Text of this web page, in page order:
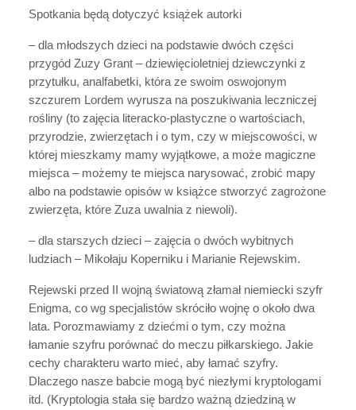
Spotkania będą dotyczyć książek autorki
– dla młodszych dzieci na podstawie dwóch części
przygód Zuzy Grant – dziewięcioletniej dziewczynki z
przytułku, analfabetki, która ze swoim oswojonym
szczurem Lordem wyrusza na poszukiwania leczniczej
rośliny (to zajęcia literacko-plastyczne o wartościach,
przyrodzie, zwierzętach i o tym, czy w miejscowości, w
której mieszkamy mamy wyjątkowe, a może magiczne
miejsca – możemy te miejsca narysować, zrobić mapy
albo na podstawie opisów w książce stworzyć zagrożone
zwierzęta, które Zuza uwalnia z niewoli).
– dla starszych dzieci – zajęcia o dwóch wybitnych
ludziach – Mikołaju Koperniku i Marianie Rejewskim.
Rejewski przed II wojną światową złamał niemiecki szyfr
Enigma, co wg specjalistów skróciło wojnę o około dwa
lata. Porozmawiamy z dziećmi o tym, czy można
łamanie szyfru porównać do meczu piłkarskiego. Jakie
cechy charakteru warto mieć, aby łamać szyfry.
Dlaczego nasze babcie mogą być niezłymi kryptologami
itd. (Kryptologia stała się bardzo ważną dziedziną w